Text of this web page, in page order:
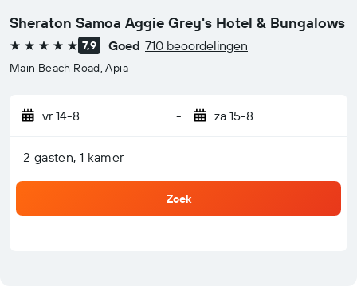
Sheraton Samoa Aggie Grey's Hotel & Bungalows
5 sterren 7,9 Goed 710 beoordelingen
Main Beach Road, Apia
vr 14-8 - za 15-8
2 gasten, 1 kamer
Zoek